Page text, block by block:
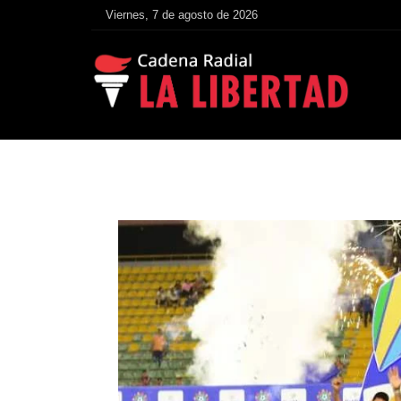
Viernes, 7 de agosto de 2026